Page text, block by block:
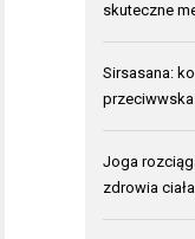
skuteczne
Sirsasana:
Joga
zdrowia ciała